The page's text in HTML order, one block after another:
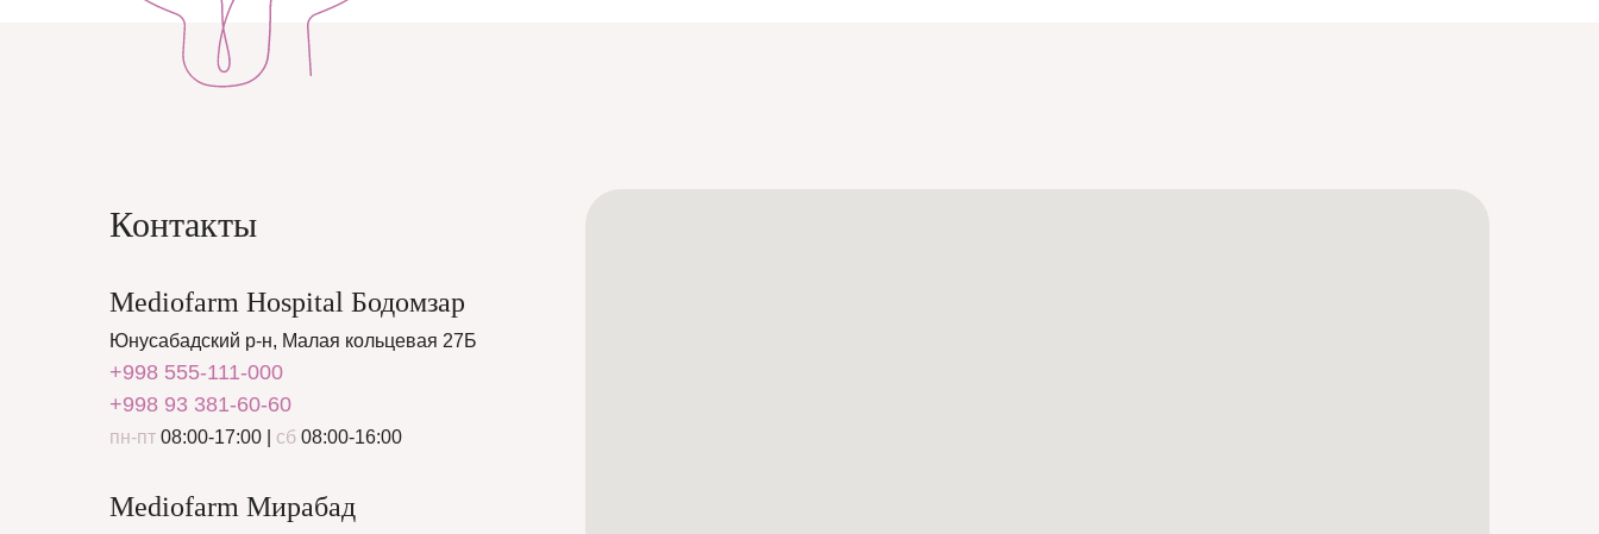
Контакты
Mediofarm Hospital Бодомзар
Юнусабадский р-н, Малая кольцевая 27Б
+998 555-111-000
+998 93 381-60-60
пн-пт 08:00-17:00 | сб 08:00-16:00
Mediofarm Мирабад